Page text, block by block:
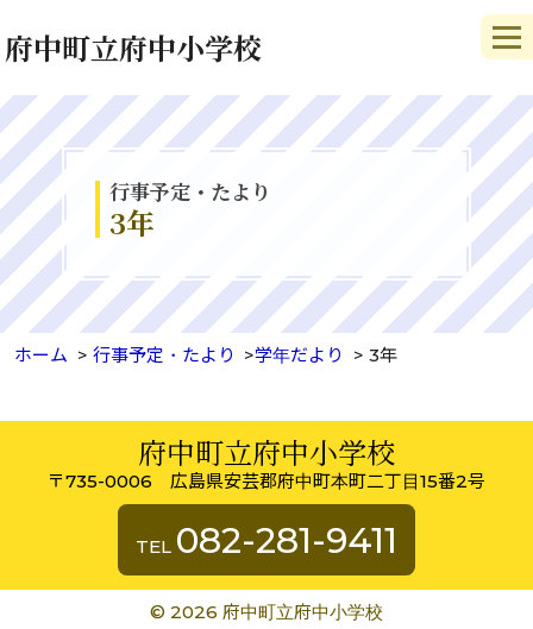
府中町立府中小学校
行事予定・たより
3年
ホーム 行事予定・たより 学年だより 3年
府中町立府中小学校
〒735-0006 広島県安芸郡府中町本町二丁目15番2号
TEL 082-281-9411
© 2026 府中町立府中小学校